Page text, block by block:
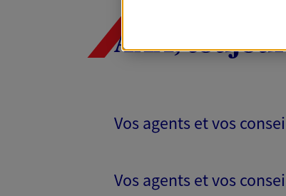
AXA,
Vos agents et vos
Vos agents et vos